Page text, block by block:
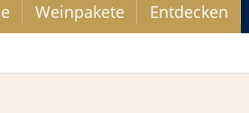
Weinpakete Entdecken